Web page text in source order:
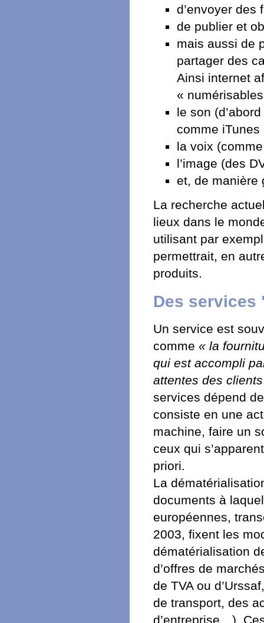
d’envoyer des
de publier et
mais aussi de
partager des
Ainsi internet
«
le son
comme iTunes
la voix
l’image (des
et, de manière
La recherche
lieux dans le
utilisant par
permettrait, en
produits.
Des
Un service est
comme « la
qui est accompli
attentes des
services dépend
consiste en une
machine, faire un
ceux qui
priori.
La
documents à
européennes,
2003, fixent les
dématérialisation
d’offres de
de TVA ou
de transport, des